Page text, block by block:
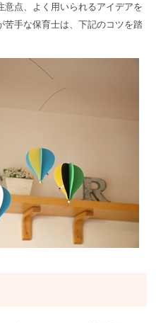
意点、よく用いられるアイデアを
苦手な保育士は、下記のコツを踏